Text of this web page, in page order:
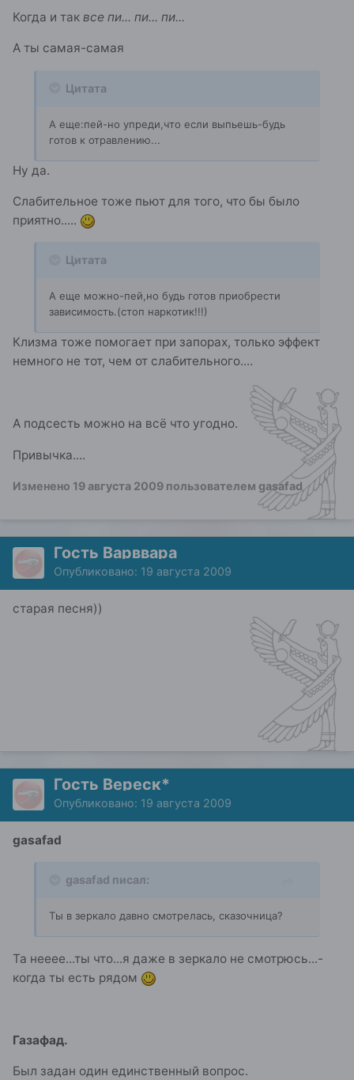
Когда и так все пи... пи... пи...
А ты самая-самая
Цитата
А еще:пей-но упреди,что если выпьешь-будь
готов к отравлению...
Ну да.
Слабительное тоже пьют для того, что бы было
приятно.....
Цитата
А еще можно-пей,но будь готов приобрести
зависимость.(стоп наркотик!!!)
Клизма тоже помогает при запорах, только эффект
немного не тот, чем от слабительного....
А подсесть можно на всё что угодно.
Привычка....
Изменено 19 августа 2009 пользователем gasafad
Гость Варввара
Опубликовано: 19 августа 2009
старая песня))
Гость Вереск*
Опубликовано: 19 августа 2009
gasafad
gasafad писал:
Ты в зеркало давно смотрелась, сказочница?
Та нееее...ты что...я даже в зеркало не смотрюсь...-
когда ты есть рядом
Газафад.
Был задан один единственный вопрос.